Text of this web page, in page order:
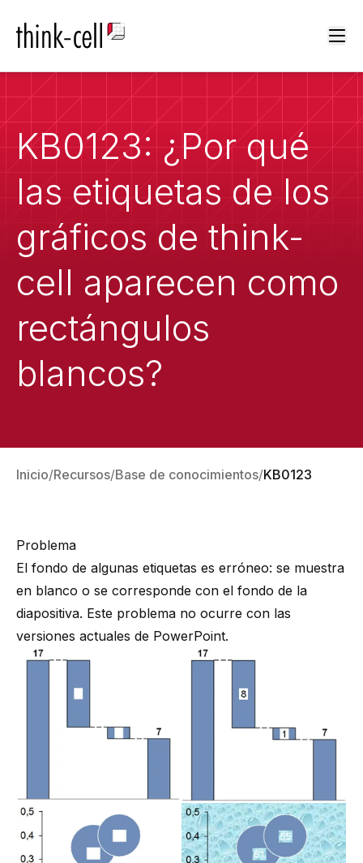
KB0123: ¿Por qué
las etiquetas de los
gráficos de think-
cell aparecen como
rectángulos
blancos?
Inicio Recursos Base de conocimientos KB0123
Problema
El fondo de algunas etiquetas es erróneo: se muestra
en blanco o se corresponde con el fondo de la
diapositiva. Este problema no ocurre con las
versiones actuales de PowerPoint.